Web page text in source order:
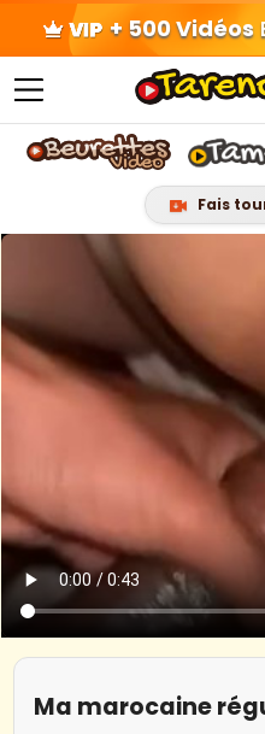
Skip
content
+ 500 Vidéos
Fais
Ma marocaine